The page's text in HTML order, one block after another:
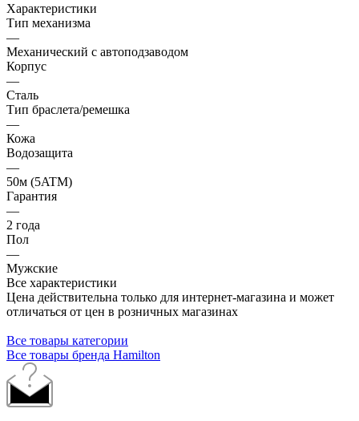
Характеристики
Тип механизма
—
Механический с автоподзаводом
Корпус
—
Сталь
Тип браслета/ремешка
—
Кожа
Водозащита
—
50м (5ATM)
Гарантия
—
2 года
Пол
—
Мужские
Все характеристики
Цена действительна только для интернет-магазина и может
отличаться от цен в розничных магазинах
Все товары категории
Все товары бренда Hamilton